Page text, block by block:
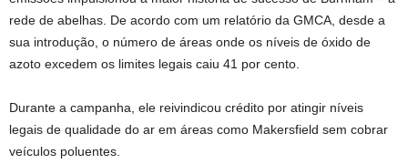
rede de abelhas. De acordo com um relatório da GMCA, desde a
sua introdução, o número de áreas onde os níveis de óxido de
azoto excedem os limites legais caiu 41 por cento.
Durante a campanha, ele reivindicou crédito por atingir níveis
legais de qualidade do ar em áreas como Makersfield sem cobrar
veículos poluentes.